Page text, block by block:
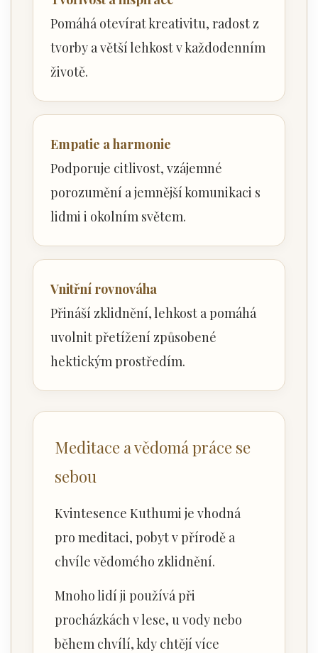
Pomáhá otevírat kreativitu, radost z
tvorby a větší lehkost v každodenním
životě.
Empatie a harmonie
Podporuje citlivost, vzájemné
porozumění a jemnější komunikaci s
lidmi i okolním světem.
Vnitřní rovnováha
Přináší zklidnění, lehkost a pomáhá
uvolnit přetížení způsobené
hektickým prostředím.
Meditace a vědomá práce se
sebou
Kvintesence Kuthumi je vhodná
pro meditaci, pobyt v přírodě a
chvíle vědomého zklidnění.
Mnoho lidí ji používá při
procházkách v lese, u vody nebo
během chvílí, kdy chtějí více